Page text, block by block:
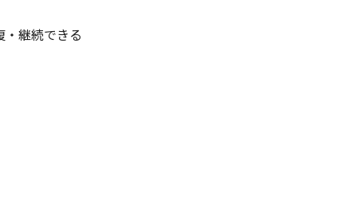
継続できる